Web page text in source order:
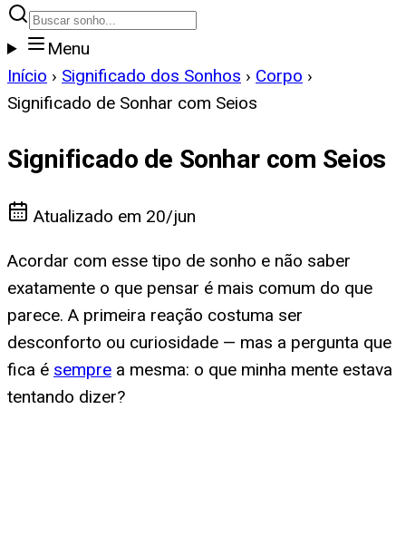
Menu
Início › Significado dos Sonhos › Corpo ›
Significado de Sonhar com Seios
Significado de Sonhar com Seios
Atualizado em 20/jun
Acordar com esse tipo de sonho e não saber
exatamente o que pensar é mais comum do que
parece. A primeira reação costuma ser
desconforto ou curiosidade — mas a pergunta que
fica é sempre a mesma: o que minha mente estava
tentando dizer?